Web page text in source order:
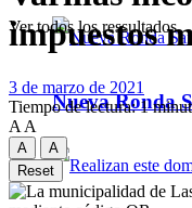
Nueva Ronda
Ver todos los ressultados
impuestos
3 de marzo de 2021
Tiempo de lectura: 1
A A
A
A
Reset